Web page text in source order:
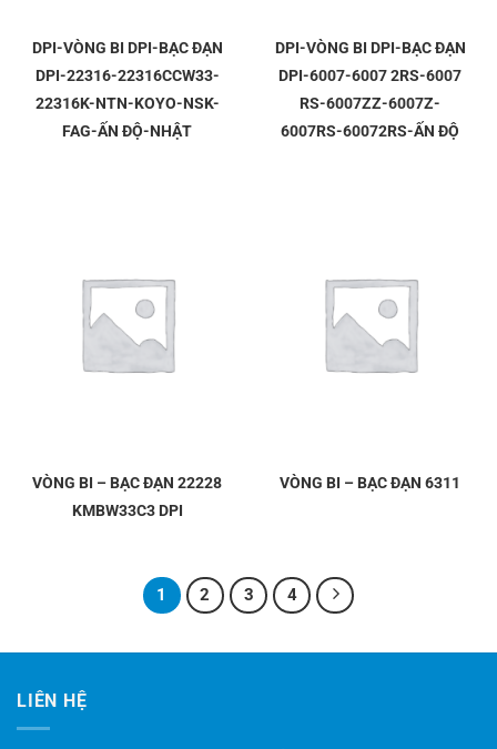
DPI-VÒNG BI DPI-BẠC ĐẠN
DPI-22316-22316CCW33-
22316K-NTN-KOYO-NSK-
FAG-ẤN ĐỘ-NHẬT
DPI-VÒNG BI DPI-BẠC ĐẠN
DPI-6007-6007 2RS-6007
RS-6007ZZ-6007Z-
6007RS-60072RS-ẤN ĐỘ
VÒNG BI – BẠC ĐẠN 22228
KMBW33C3 DPI
VÒNG BI – BẠC ĐẠN 6311
1 2 3 4
LIÊN HỆ